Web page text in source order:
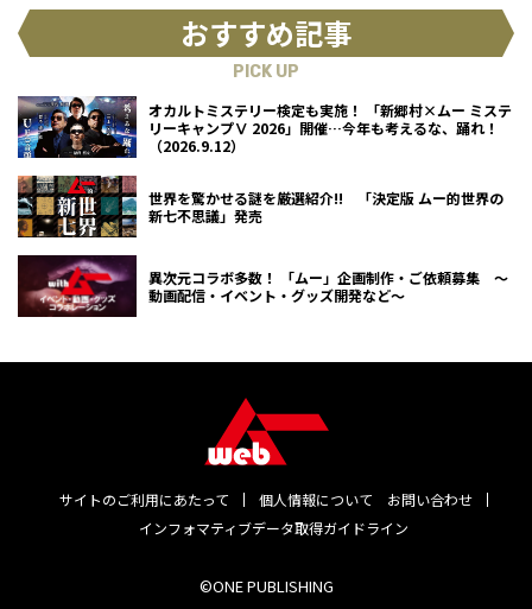
おすすめ記事
PICK UP
オカルトミステリー検定も実施！ 「新郷村×ムー ミステ
リーキャンプⅤ 2026」開催…今年も考えるな、踊れ！
（2026.9.12）
世界を驚かせる謎を厳選紹介!! 「決定版 ムー的世界の
新七不思議」発売
異次元コラボ多数！ 「ムー」企画制作・ご依頼募集 ～
動画配信・イベント・グッズ開発など～
サイトのご利用にあたって 個人情報について
お問い合わせ
インフォマティブデータ取得ガイドライン
©ONE PUBLISHING